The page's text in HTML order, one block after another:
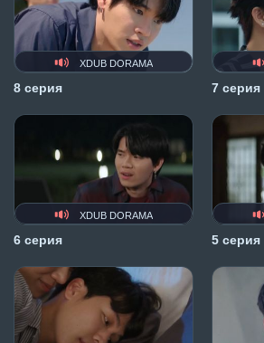
XDUB DORAMA
8 серия 7 серия
XDUB DORAMA
6 серия 5 серия